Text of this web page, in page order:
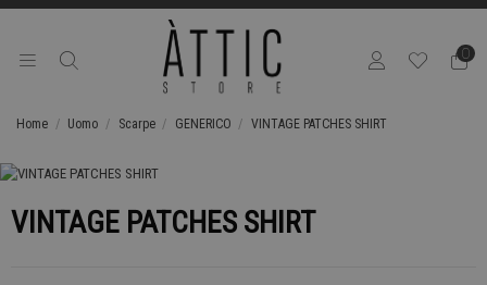
0
Home Uomo Scarpe GENERICO VINTAGE PATCHES SHIRT
VINTAGE PATCHES SHIRT